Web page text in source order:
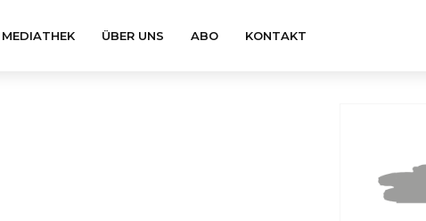
MEDIATHEK ÜBER UNS ABO KONTAKT